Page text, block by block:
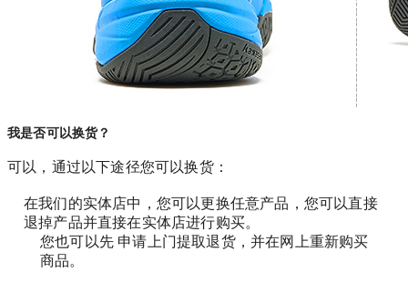
我是否可以换货？
可以，通过以下途径您可以换货：
在我们的实体店中，您可以更换任意产品，您可以直接
退掉产品并直接在实体店进行购买。
您也可以先 申请上门提取退货，并在网上重新购买
商品。